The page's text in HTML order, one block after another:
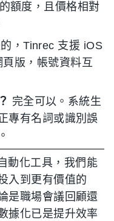
額度，且價格相對
，Tinrec 支援 iOS
版，帳號資料互
完全可以。系統生
專有名詞或識別誤
動化工具，我們能
入到更有價值的
是職場會議回顧還
據化已是提升效率